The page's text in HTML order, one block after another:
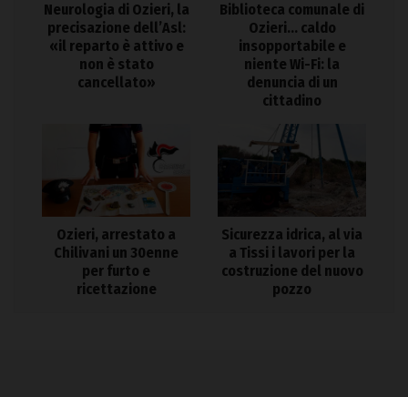
Neurologia di Ozieri, la
precisazione dell’Asl:
«il reparto è attivo e
non è stato
cancellato»
Biblioteca comunale di
Ozieri… caldo
insopportabile e
niente Wi-Fi: la
denuncia di un
cittadino
Ozieri, arrestato a
Chilivani un 30enne
per furto e
ricettazione
Sicurezza idrica, al via
a Tissi i lavori per la
costruzione del nuovo
pozzo